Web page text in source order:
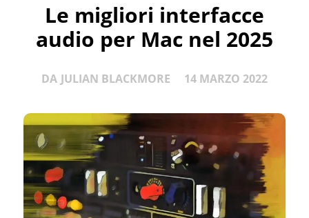
Le migliori interfacce
audio per Mac nel 2025
DA JULIAN BLACKMORE 14 MARZO 2022